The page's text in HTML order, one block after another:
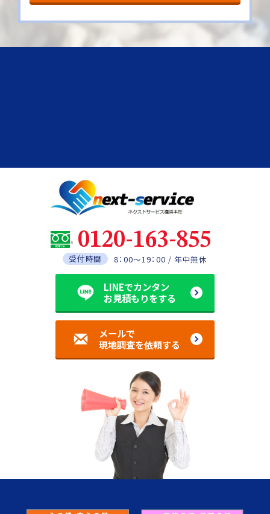
0120-163-855
受付時間 8：00～19：00 / 年中無休
LINEでカンタン
お見積もりをする
メールで
現地調査を依頼する